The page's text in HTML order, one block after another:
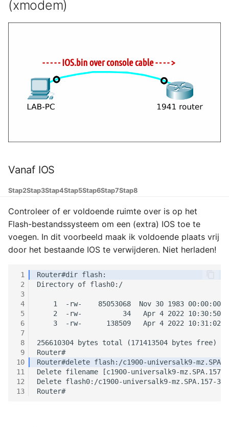
(xmodem)
Vanaf IOS
Stap2Stap3Stap4Stap5Stap6Stap7Stap8
Controleer of er voldoende ruimte over is op het
Flash-bestandssysteem om een ​​(extra) IOS toe te
voegen. In dit voorbeeld maak ik voldoende plaats vrij
door het bestaande IOS te verwijderen. Niet herladen!
1
2
3
4
5
6
7
8
9
10
11
12
13